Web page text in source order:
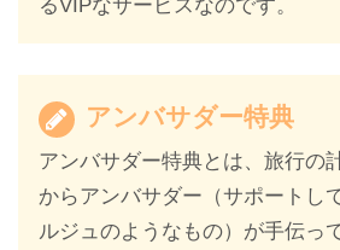
るVIPなサービスなのです。
アンバサダー特典
アンバサダー特典とは、旅行の
からアンバサダー（サポートし
ルジュのようなもの）が手伝っ